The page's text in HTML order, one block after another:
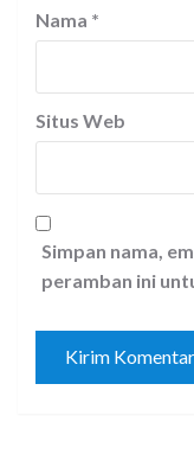
Nama *
Situs Web
Simpan nama,
peramban ini